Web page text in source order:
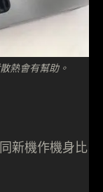
熱會有幫助。
新機作機身比